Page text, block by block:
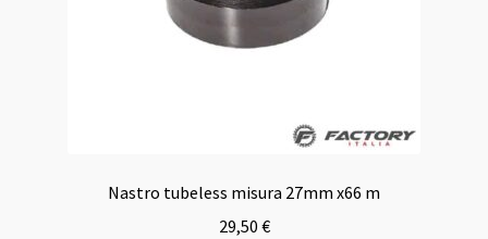
Nastro tubeless misura 27mm x66 m
29,50 €